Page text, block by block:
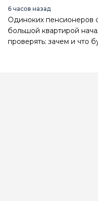
6 часов назад
Одиноких пенсионеров
большой квартирой
проверять: зачем и что